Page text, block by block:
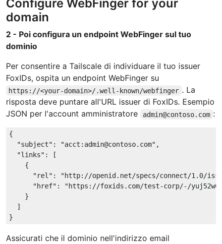
Configure WebFinger for your
domain
2 - Poi configura un endpoint WebFinger sul tuo
dominio
Per consentire a Tailscale di individuare il tuo issuer
FoxIDs, ospita un endpoint WebFinger su
https://<your-domain>/.well-known/webfinger . La
risposta deve puntare all'URL issuer di FoxIDs. Esempio
JSON per l'account amministratore
admin@contoso.com :
{
"subject" : "acct:admin@contoso.com" ,
"links" : [
    {
"rel" :
"http://openid.net/specs/connect/1.0/
"href" :
"https://foxids.com/test-corp/-/
    }
  ]
Assicurati che il dominio nell'indirizzo email